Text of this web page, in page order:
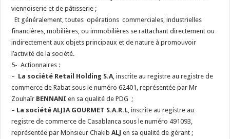
viennoiserie et de pâtisserie ;
Et généralement, toutes opérations commerciales, industrielles
financières, mobilières, ou immobilières se rattachant directement ou
indirectement aux objets principaux et de nature à promouvoir
l’activité de la société.
5- Actionnaires :
– La société Retail Holding S.A , inscrite au registre au registre de
commerce de Rabat sous le numéro 62401, représentée par Mr
Zouhaïr BENNANI en sa qualité de PDG ;
– La société ALJIA GOURMET S.A.R.L , inscrite au registre au
registre de commerce de Casablanca sous le numéro 491093,
représentée par Monsieur ChakibALJ en sa qualité de gérant ;